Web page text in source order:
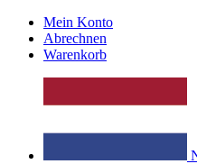
Mein Konto
Abrechnen
Warenkorb